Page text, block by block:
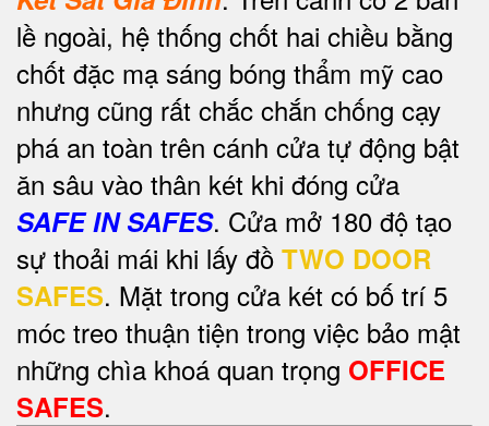
lề ngoài, hệ thống chốt hai chiều bằng
chốt đặc mạ sáng bóng thẩm mỹ cao
nhưng cũng rất chắc chắn chống cạy
phá an toàn trên cánh cửa tự động bật
ăn sâu vào thân két khi đóng cửa
SAFE IN SAFES. Cửa mở 180 độ tạo
sự thoải mái khi lấy đồ TWO DOOR
SAFES. Mặt trong cửa két có bố trí 5
móc treo thuận tiện trong việc bảo mật
những chìa khoá quan trọng OFFICE
SAFES.